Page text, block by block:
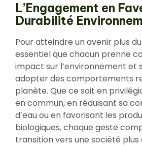
L’Engagement en
Durabilité
Pour atteindre un avenir plus
essentiel que chacun prenne
impact sur l’environnement et
adopter des comportements
planète. Que ce soit en
en commun, en réduisant sa
d’eau ou en favorisant les
biologiques, chaque geste
transition vers une société plus